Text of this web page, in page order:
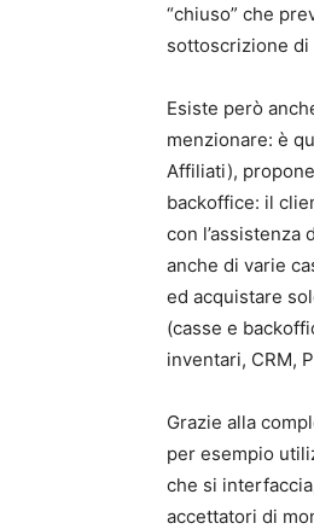
“chiuso” che
sottoscrizione
Esiste però
menzionare: è
Affiliati),
backoffice: il
con l’assistenza
anche di varie
ed acquistare
(casse e
inventari, CRM,
Grazie alla
per esempio
che si
accettatori di